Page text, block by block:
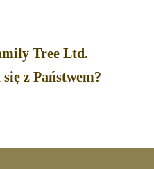
Tree Ltd.
z Państwem?